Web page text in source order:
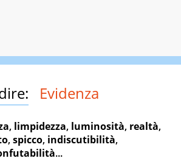
Evidenza
, limpidezza, luminosità, realtà,
,spicco, indiscutibilità,
...